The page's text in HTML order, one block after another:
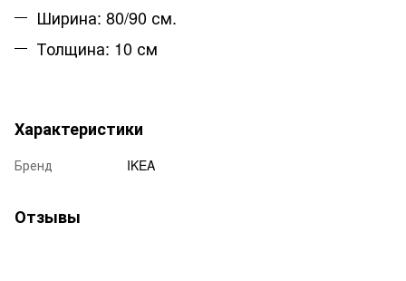
Ширина: 80/90 см.
Толщина: 10 см
Характеристики
Бренд IKEA
Отзывы